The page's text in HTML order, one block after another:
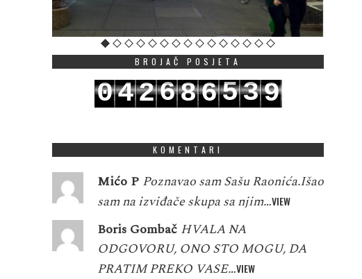
BROJAČ POSJETA
042686539
KOMENTARI
Mićo P Poznavao sam Sašu Raonića.Išao
sam na izviđače skupa sa njim…VIEW
Boris Gombač HVALA NA
ODGOVORU, ONO STO MOGU, DA
PRATIM PREKO VASE…VIEW